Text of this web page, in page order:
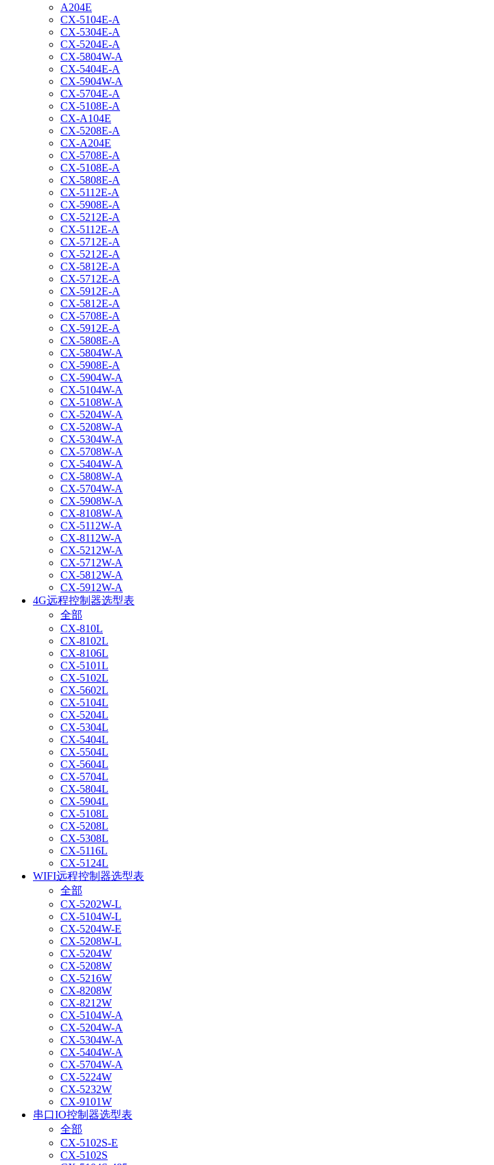
A204E
CX-5104E-A
CX-5304E-A
CX-5204E-A
CX-5804W-A
CX-5404E-A
CX-5904W-A
CX-5704E-A
CX-5108E-A
CX-A104E
CX-5208E-A
CX-A204E
CX-5708E-A
CX-5108E-A
CX-5808E-A
CX-5112E-A
CX-5908E-A
CX-5212E-A
CX-5112E-A
CX-5712E-A
CX-5212E-A
CX-5812E-A
CX-5712E-A
CX-5912E-A
CX-5812E-A
CX-5708E-A
CX-5912E-A
CX-5808E-A
CX-5804W-A
CX-5908E-A
CX-5904W-A
CX-5104W-A
CX-5108W-A
CX-5204W-A
CX-5208W-A
CX-5304W-A
CX-5708W-A
CX-5404W-A
CX-5808W-A
CX-5704W-A
CX-5908W-A
CX-8108W-A
CX-5112W-A
CX-8112W-A
CX-5212W-A
CX-5712W-A
CX-5812W-A
CX-5912W-A
4G远程控制器选型表
全部
CX-810L
CX-8102L
CX-8106L
CX-5101L
CX-5102L
CX-5602L
CX-5104L
CX-5204L
CX-5304L
CX-5404L
CX-5504L
CX-5604L
CX-5704L
CX-5804L
CX-5904L
CX-5108L
CX-5208L
CX-5308L
CX-5116L
CX-5124L
WIFI远程控制器选型表
全部
CX-5202W-L
CX-5104W-L
CX-5204W-E
CX-5208W-L
CX-5204W
CX-5208W
CX-5216W
CX-8208W
CX-8212W
CX-5104W-A
CX-5204W-A
CX-5304W-A
CX-5404W-A
CX-5704W-A
CX-5224W
CX-5232W
CX-9101W
串口IO控制器选型表
全部
CX-5102S-E
CX-5102S